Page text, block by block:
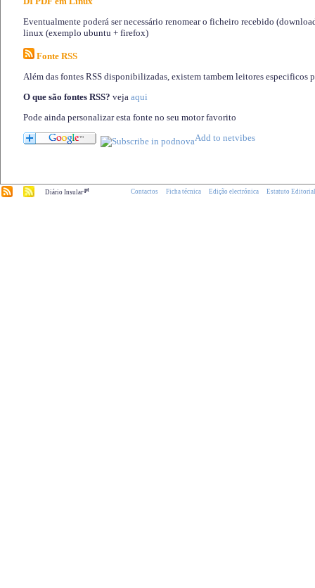
Eventualmente poderá ser necessário renomear o ficheiro recebido
linux (exemplo ubuntu + firefox)
Fonte RSS
Além das fontes RSS disponibilizadas, existem tambem leitores especificos
O que são fontes RSS? veja aqui
Pode ainda personalizar esta fonte no seu motor favorito
Diário Insular.pt Contactos Ficha técnica Edição electrónica Estatuto Editorial